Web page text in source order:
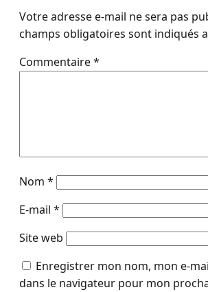
Votre adresse e-mail ne sera pas
champs obligatoires sont indiqués
Commentaire*
Nom *
E-mail *
Site web
Enregistrer mon nom, mon e-
dans le navigateur pour mon